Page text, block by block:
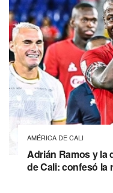
AMÉRICA DE CALI
Adrián Ramos y la
de Cali: confesó la